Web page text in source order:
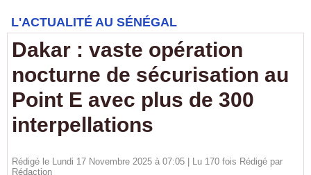
L'ACTUALITÉ AU SÉNÉGAL
Dakar : vaste opération
nocturne de sécurisation au
Point E avec plus de 300
interpellations
Rédigé le Lundi 17 Novembre 2025 à 07:05 | Lu 170 fois Rédigé par
Rédaction